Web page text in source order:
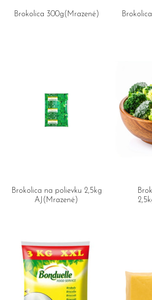
Brokolica 300g(Mrazené)
Brokolica na polievku 2,5kg
AJ(Mrazené)